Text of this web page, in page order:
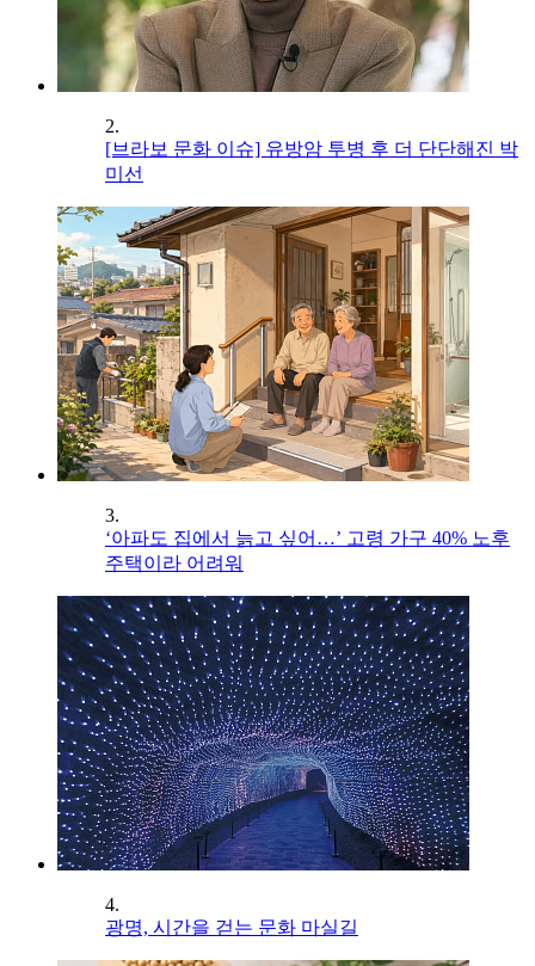
2.
[브라보 문화 이슈] 유방암 투병 후 더 단단해진 박
미선
3.
‘아파도 집에서 늙고 싶어…’ 고령 가구 40% 노후
주택이라 어려워
4.
광명, 시간을 걷는 문화 마실길